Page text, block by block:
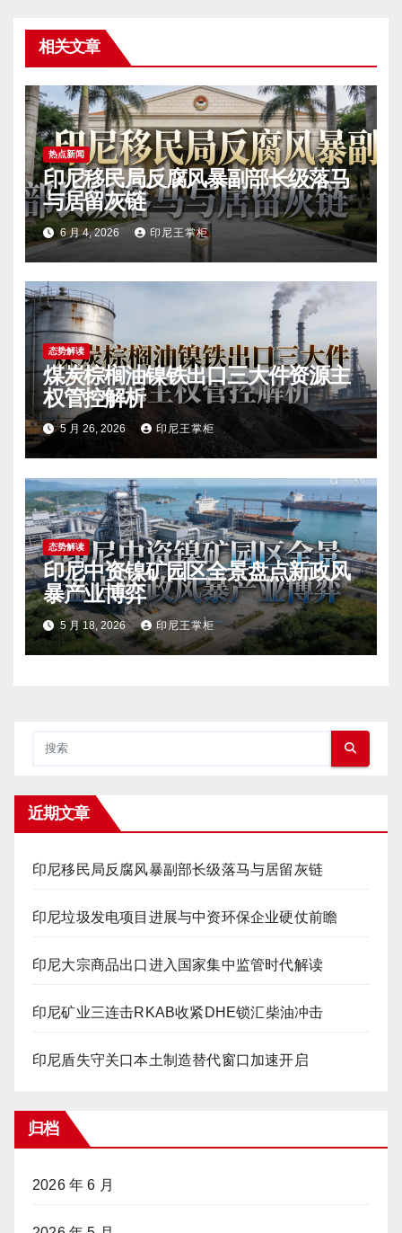
相关文章
热点新闻
印尼移民局反腐风暴副部长级落马
与居留灰链
6 月 4, 2026 印尼王掌柜
态势解读
煤炭棕榈油镍铁出口三大件资源主
权管控解析
5 月 26, 2026 印尼王掌柜
态势解读
印尼中资镍矿园区全景盘点新政风
暴产业博弈
5 月 18, 2026 印尼王掌柜
近期文章
印尼移民局反腐风暴副部长级落马与居留灰链
印尼垃圾发电项目进展与中资环保企业硬仗前瞻
印尼大宗商品出口进入国家集中监管时代解读
印尼矿业三连击RKAB收紧DHE锁汇柴油冲击
印尼盾失守关口本土制造替代窗口加速开启
归档
2026 年 6 月